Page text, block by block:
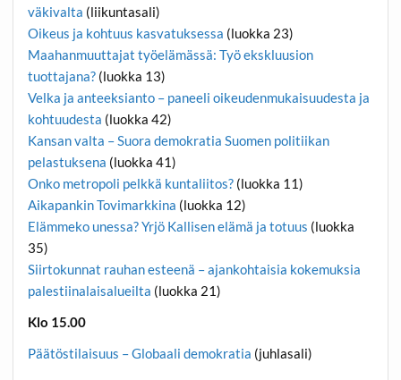
väkivalta (liikuntasali)
Oikeus ja kohtuus kasvatuksessa (luokka 23)
Maahanmuuttajat työelämässä: Työ ekskluusion
tuottajana? (luokka 13)
Velka ja anteeksianto – paneeli oikeudenmukaisuudesta ja
kohtuudesta (luokka 42)
Kansan valta – Suora demokratia Suomen politiikan
pelastuksena (luokka 41)
Onko metropoli pelkkä kuntaliitos? (luokka 11)
Aikapankin Tovimarkkina (luokka 12)
Elämmeko unessa? Yrjö Kallisen elämä ja totuus (luokka
35)
Siirtokunnat rauhan esteenä – ajankohtaisia kokemuksia
palestiinalaisalueilta (luokka 21)
Klo 15.00
Päätöstilaisuus – Globaali demokratia (juhlasali)